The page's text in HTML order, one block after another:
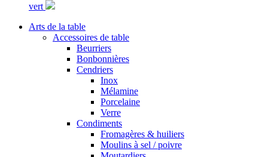
vert
Arts de la table
Accessoires de table
Beurriers
Bonbonnières
Cendriers
Inox
Mélamine
Porcelaine
Verre
Condiments
Fromagères & huiliers
Moulins à sel / poivre